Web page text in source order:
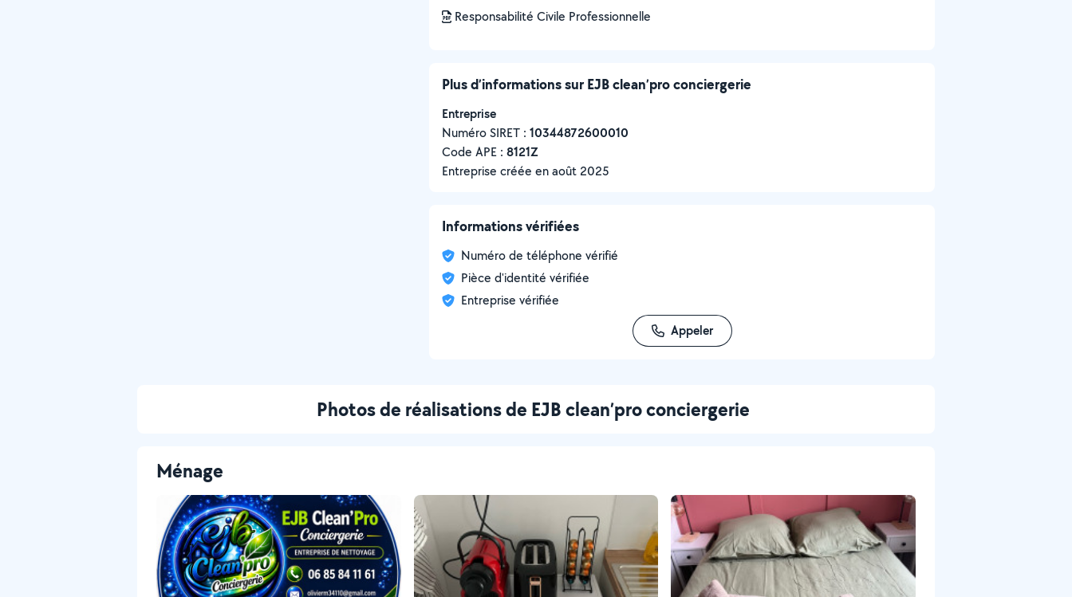
Responsabilité Civile Professionnelle
Plus d’informations sur EJB clean’pro conciergerie
Entreprise
Numéro SIRET : ‍10344872600010
Code APE : 8121Z
Entreprise créée enaoût 2025
Informations vérifiées
Numéro de téléphone vérifié
Pièce d'identité vérifiée
Entreprise vérifiée
Appeler
Photos de réalisations de EJB clean’pro conciergerie
Ménage